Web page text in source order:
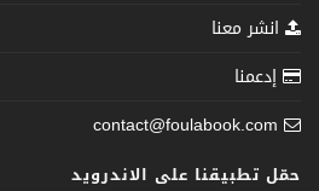
انشر معنا
إدعمنا
contact@foulabook.com
حمّل تطبيقنا على الاندرويد